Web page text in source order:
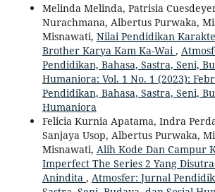
Melinda Melinda, Patrisia
Nurachmana, Albertus Purwaka,
Misnawati, Nilai Pendidikan
Brother Karya Kam Ka-Wai,
Pendidikan, Bahasa, Sastra, Seni,
Humaniora: Vol. 1 No. 1 (2023):
Pendidikan, Bahasa, Sastra, Seni,
Humaniora
Felicia Kurnia Apatama, Indra
Sanjaya Usop, Albertus Purwaka,
Misnawati, Alih Kode Dan Campur
Imperfect The Series 2 Yang
Anindita , Atmosfer: Jurnal